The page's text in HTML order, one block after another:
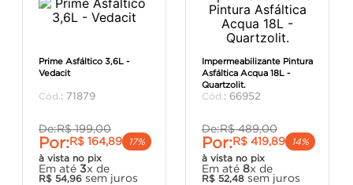
Prime Asfáltico 3,6L -
Vedacit
: 71879
De:R$ 199,00
Por:R$ 164,89
17%
à vista no pix
Em até 3x de
R$ 54,96 sem juros
Impermeabilizante Pintura
Asfáltica Acqua 18L -
Quartzolit.
: 66952
De:R$ 489,00
Por:R$ 419,89
14%
à vista no pix
Em até 8x de
R$ 52,48 sem juros